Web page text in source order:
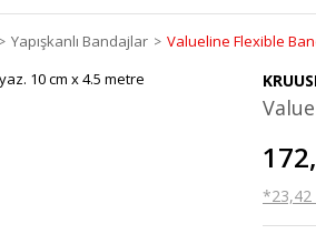
Yapışkanlı Bandajlar Valueline Flexible
*23,42